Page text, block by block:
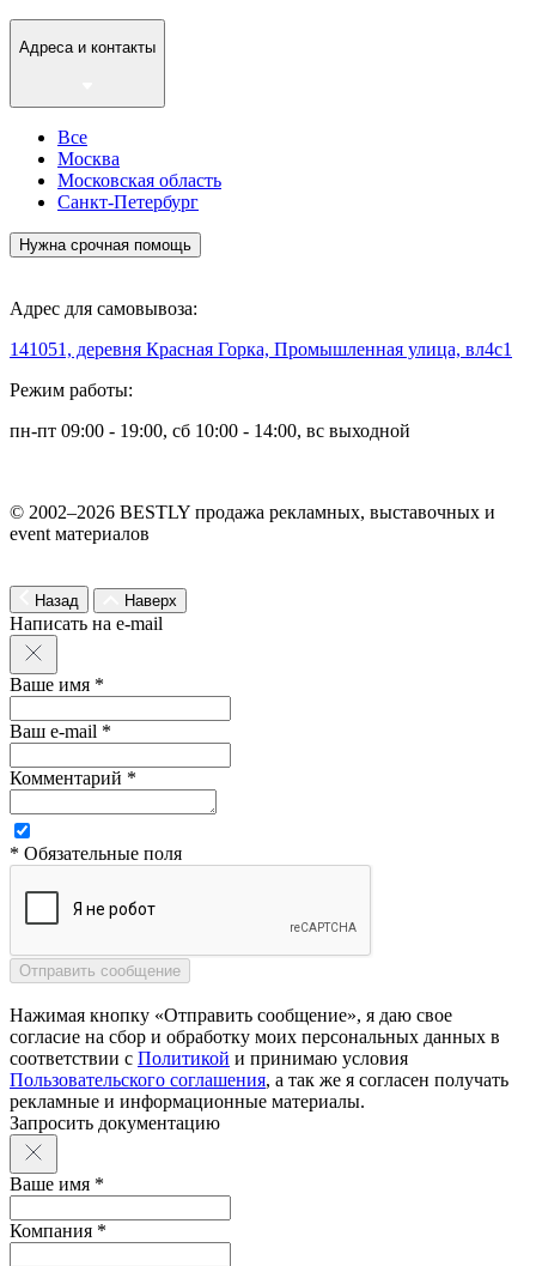
Адреса и контакты
Все
Москва
Московская область
Санкт-Петербург
Нужна срочная помощь
Адрес для самовывоза:
141051, деревня Красная Горка, Промышленная улица, вл4с1
Режим работы:
пн-пт 09:00 - 19:00, сб 10:00 - 14:00, вс выходной
© 2002–2026 BESTLY продажа рекламных, выставочных и
event материалов
Назад Наверх
Написать на e-mail
Ваше имя *
Ваш e-mail *
Комментарий *
* Обязательные поля
Нажимая кнопку «Отправить сообщение», я даю свое
согласие на сбор и обработку моих персональных данных в
соответствии с Политикой и принимаю условия
Пользовательского соглашения, а так же я согласен получать
рекламные и информационные материалы.
Запросить документацию
Ваше имя *
Компания *